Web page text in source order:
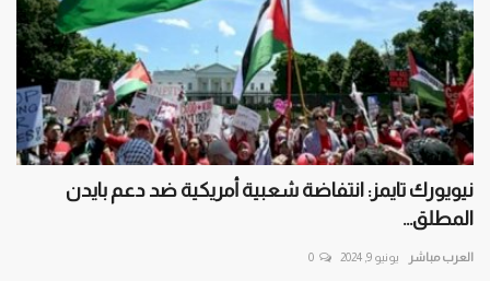
نيويورك تايمز: انتفاضة شعبية أمريكية ضد دعم بايدن
المطلق...
العرب مباشر يونيو 9, 2024 0